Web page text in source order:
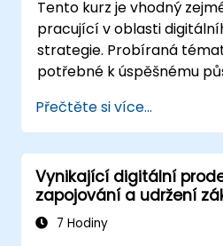
Tento kurz je vhodný
pracující v oblasti
strategie. Probíraná
potřebné k úspěšnému
s klíčovými koncepty
od mobilního marketingu
až po e-mailový
v internetových
pro vyhledávače. Na závěr
uvědomí důležitost
Přečtěte si více...
Vynikající digitální
zapojování a udržení
7 Hodiny